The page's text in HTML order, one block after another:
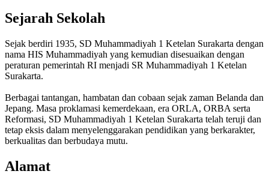
Sejarah Sekolah
Sejak berdiri 1935, SD Muhammadiyah 1 Ketelan Surakarta dengan
nama HIS Muhammadiyah yang kemudian disesuaikan dengan
peraturan pemerintah RI menjadi SR Muhammadiyah 1 Ketelan
Surakarta.
Berbagai tantangan, hambatan dan cobaan sejak zaman Belanda dan
Jepang. Masa proklamasi kemerdekaan, era ORLA, ORBA serta
Reformasi, SD Muhammadiyah 1 Ketelan Surakarta telah teruji dan
tetap eksis dalam menyelenggarakan pendidikan yang berkarakter,
berkualitas dan berbudaya mutu.
Alamat